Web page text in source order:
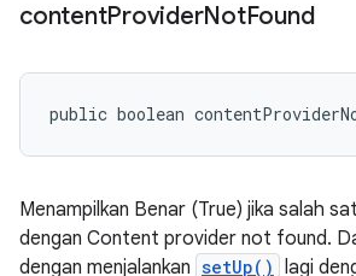
contentProviderNotFound
public boolean
Menampilkan Benar (True) jika salah
dengan Content provider not found.
dengan menjalankan setUp() lagi